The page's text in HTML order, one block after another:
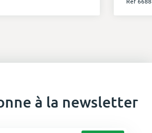
à la newsletter